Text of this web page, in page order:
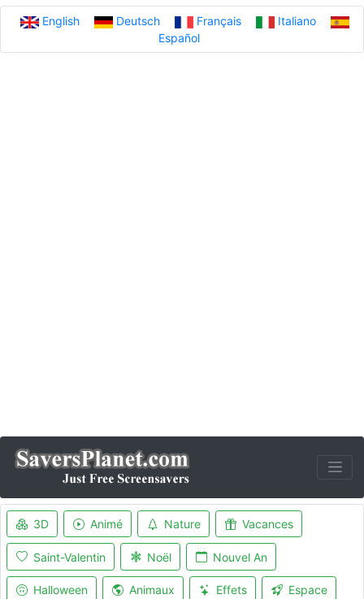
English Deutsch Français
Italiano
Español
3D Animé Nature Vacances
Saint-Valentin Noël Nouvel An
Halloween Animaux Effets Espace